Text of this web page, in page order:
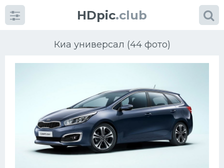
HDpic.club
Киа универсал (44 фото)
Категории
Разное